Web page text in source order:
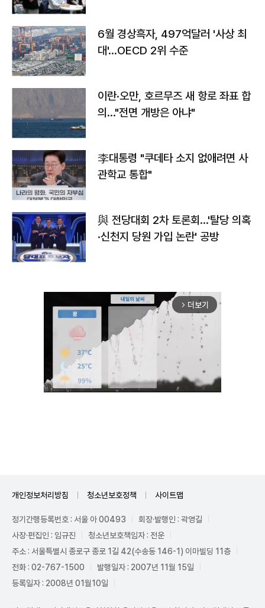
6월 경상흑자, 497억달러 '사상 최
대'…OECD 2위 수준
이란·오만, 호르무즈 새 항로 좌표 합
의…"전면 개방은 아냐"
李대통령 "쿠데타 소지 없애려면 사
관학교 통합"
與 전당대회 2차 토론회…'탈당 의혹
·신천지 당원 가입 논란' 공방
arrow_forward_ios 더보기
개인정보처리방침 청소년보호정책 사이트맵
정기간행등록번호 : 서울 아 00493
회장·발행인 : 곽영길
사장·편집인 : 임규진
청소년보호책임자 : 전운
주소 : 서울특별시 종로구 종로 1길 42(수송동 146-1) 이마빌딩 11층
전화 : 02-767-1500
발행일자 : 2007년 11월 15일
등록일자 : 2008년 01월10일